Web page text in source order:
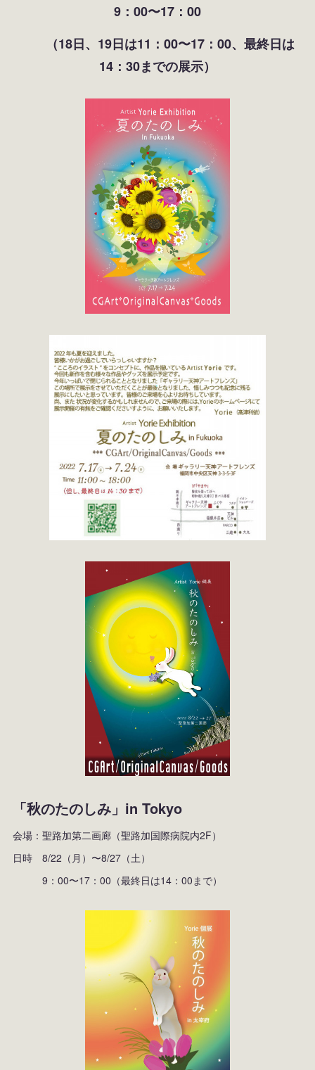
9：00〜17：00
（18日、19日は11：00〜17：00、最終日は
14：30までの展示）
「秋のたのしみ」in Tokyo
会場：聖路加第二画廊（聖路加国際病院内2F）
日時 8/22（月）〜8/27（土）
9：00〜17：00（最終日は14：00まで）